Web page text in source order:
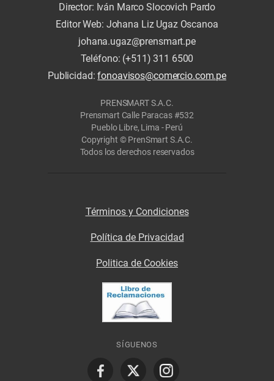
Director: Iván Marco Slocovich Pardo
Editor Web: Johana Liz Ugaz Oscanoa
johana.ugaz@prensmart.pe
Teléfono: (+511) 311 6500
Publicidad:fonoavisos@comercio.com.pe
PRENSMART S.A.C.
Prensmart Calle Paracas #532
Pueblo Libre, Lima - Perú
Copyright © PrenSmart S.A.C.
Todos los derechos reservados
Términos y Condiciones
Política de Privacidad
Politica de Cookies
SÍGUENOS